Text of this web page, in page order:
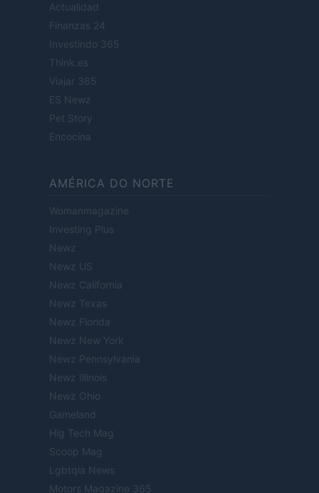
Actualidad
Finanzas 24
Investindo 365
Think.es
Viajar 365
ES Newz
Pet Story
Encocina
AMÉRICA DO NORTE
Womanmagazine
Investing Plus
Newz
Newz US
Newz California
Newz Texas
Newz Florida
Newz New York
Newz Pennsylvania
Newz Illinois
Newz Ohio
Gameland
Hig Tech Mag
Scoop Mag
Lgbtqia News
Motors Magazine 365